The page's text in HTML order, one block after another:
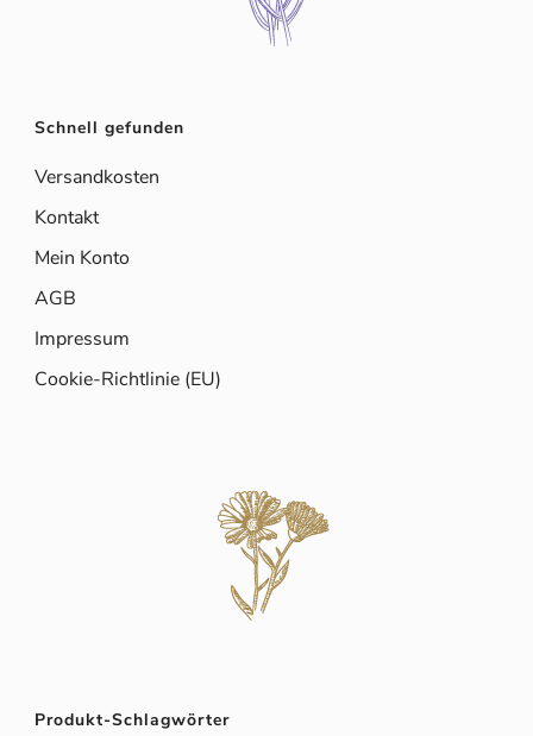
Schnell gefunden
Versandkosten
Kontakt
Mein Konto
AGB
Impressum
Cookie-Richtlinie (EU)
Produkt-Schlagwörter